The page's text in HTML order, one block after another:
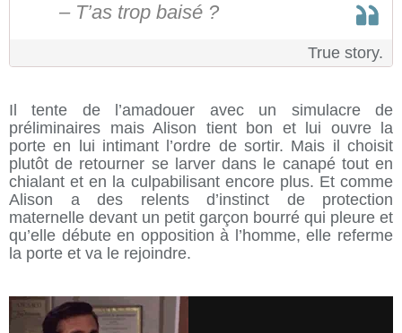
– T’as trop baisé ?
True story.
Il tente de l’amadouer avec un simulacre de
préliminaires mais Alison tient bon et lui ouvre la
porte en lui intimant l’ordre de sortir. Mais il choisit
plutôt de retourner se larver dans le canapé tout en
chialant et en la culpabilisant encore plus. Et comme
Alison a des relents d’instinct de protection
maternelle devant un petit garçon bourré qui pleure et
qu’elle débute en opposition à l’homme, elle referme
la porte et va le rejoindre.